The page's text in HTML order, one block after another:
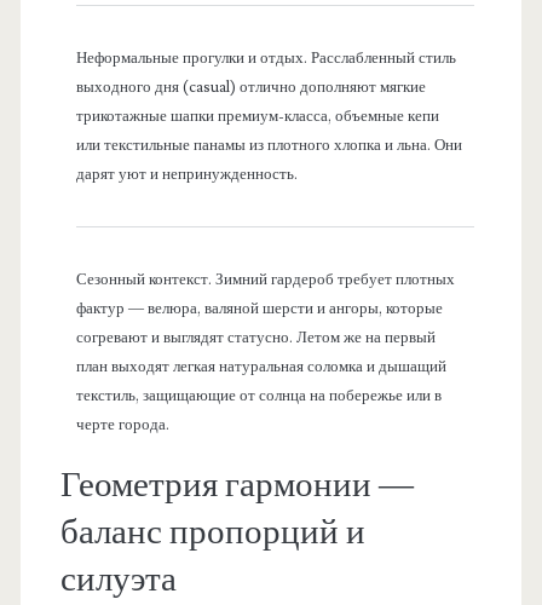
Неформальные прогулки и отдых. Расслабленный стиль
выходного дня (casual) отлично дополняют мягкие
трикотажные шапки премиум-класса, объемные кепи
или текстильные панамы из плотного хлопка и льна. Они
дарят уют и непринужденность.
Сезонный контекст. Зимний гардероб требует плотных
фактур — велюра, валяной шерсти и ангоры, которые
согревают и выглядят статусно. Летом же на первый
план выходят легкая натуральная соломка и дышащий
текстиль, защищающие от солнца на побережье или в
черте города.
Геометрия гармонии —
баланс пропорций и
силуэта